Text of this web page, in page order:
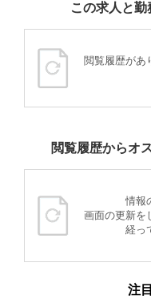
この求人と
閲覧履歴があ
閲覧履歴からオ
情報
画面の更新を
経っ
注